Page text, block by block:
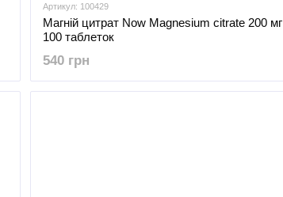
Артикул: 100429
Магній цитрат Now Magnesium citrate 200 мг
100 таблеток
540 грн